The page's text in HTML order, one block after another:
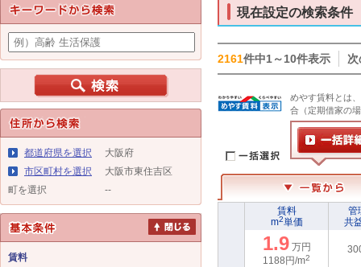
都道府県を選択
大阪府
市区町村を選択
大阪市東住吉区
町を選択
--
賃料
現在設定の検索条件
2161件中1～10件表示 次
めやす賃料とは
合（定期借家の
賃料
m2単価
管
共
1.9 万円
1188円/m2